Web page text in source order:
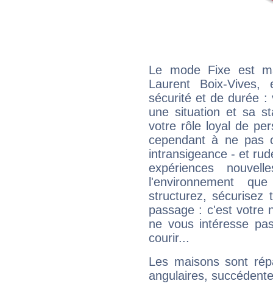
Le mode Fixe est
Laurent Boix-
sécurité et de durée :
une situation et sa
votre rôle loyal de
cependant à ne pas
intransigeance - et
expériences
l'environnement
structurez, sécurisez
passage : c'est votre
ne vous intéresse
courir...
Les maisons sont
angulaires,